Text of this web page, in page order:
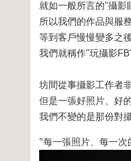
就如一般所言的"攝影
所以我們的作品與服
等到客戶慢慢變多之
我們就稱作"玩攝影
坊間從事攝影工作者
但是一張好照片、好
我們不變的是那份對
"每一張照片、每一